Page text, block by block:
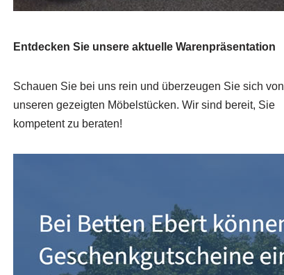
Entdecken Sie unsere aktuelle Warenpräsentation
Schauen Sie bei uns rein und überzeugen Sie sich von
unseren gezeigten Möbelstücken. Wir sind bereit, Sie
kompetent zu beraten!